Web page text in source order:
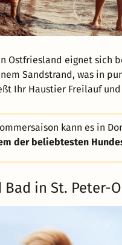
Ostfriesland eignet sich
Sandstrand, was in
Ihr Haustier Freilauf
kann es in
der beliebtesten
Bad in St. Peter-